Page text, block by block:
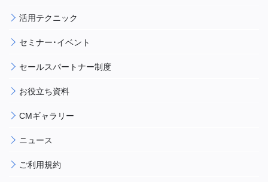
活用テクニック
セミナー・イベント
セールスパートナー制度
お役立ち資料
CMギャラリー
ニュース
ご利用規約